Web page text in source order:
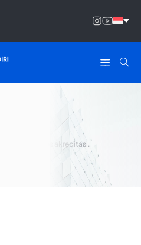
perihal proses akreditasi.